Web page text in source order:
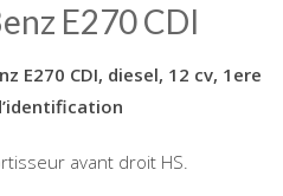
E270 CDI
E270 CDI, diesel, 12 cv, 1ere
avant droit HS.